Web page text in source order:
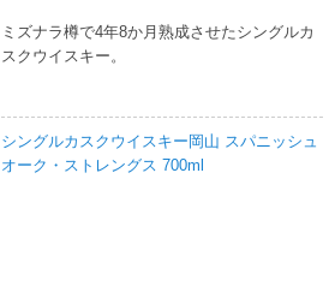
ミズナラ樽で4年8か月熟成させたシングルカ
スクウイスキー。
シングルカスクウイスキー岡山 スパニッシュ
オーク・ストレングス 700ml